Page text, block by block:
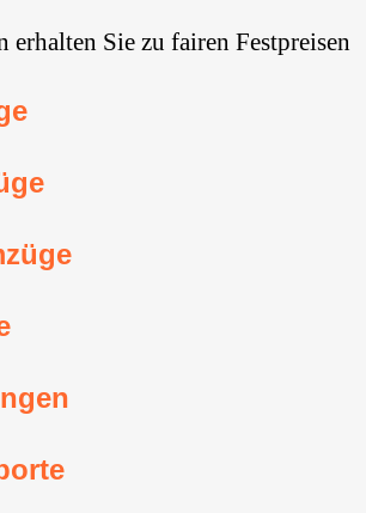
erhalten Sie zu fairen Festpreisen